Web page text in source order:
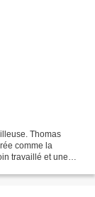
Thomas
comme la
travaillé et une